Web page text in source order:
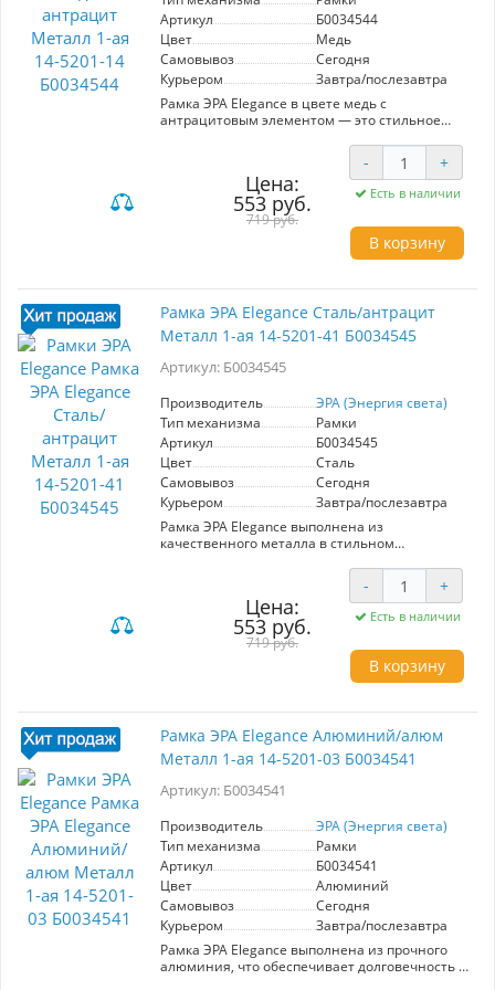
Артикул
Б0034544
Цвет
Медь
Самовывоз
Сегодня
Курьером
Завтра/послезавтра
Рамка ЭРА Elegance в цвете медь с
антрацитовым элементом — это стильное
Изготовленная из качественного металла, она
сочетает в себе прочность и элегантный
дизайн. Модель предназначена для установки
одной электроарматуры, что делает её
идеальной для оформления небольших
помещений или зон. Преимущества рамки
включают простоту установки и
различных типов выключателей и розеток.
Эстетичное сочетание меди и антрацита
добавляет шарма и современности, легко
вписываясь в любой стиль. Продукция ЭРА
долговечностью, что гарантирует надежную
Выберите рамку ЭРА Elegance для создания
гармоничного и функционального
пространства.
Цена:
553 руб.
719 руб.
- +
Есть в наличии
В корзину
Рамка ЭРА Elegance Сталь/антрацит
Металл 1-ая 14-5201-41 Б0034545
Артикул: Б0034545
Производитель
ЭРА (Энергия света)
Тип механизма
Рамки
Артикул
Б0034545
Цвет
Сталь
Самовывоз
Сегодня
Курьером
Завтра/послезавтра
Рамка ЭРА Elegance выполнена из
качественного металла в стильном
Б0034545) предназначена для установки в
стандартные электроустановочные
устройства. Отличается высокой прочностью и
долговечностью, что обеспечивает надежную
эксплуатацию в любых условиях. Элегантный
дизайн гармонично впишется в любой
интерьер, добавляя ему современности и
металл - Цвет: антрацит - Количество модулей:
1 - Производитель: ЭРА (Энергия света)
Преимущества: - Легкость установки
благодаря стандартным размерам. -
- Универсальный дизайн подходит для жилых
это идеальный выбор для тех, кто ценит
качество и стиль в своих интерьере.
Цена:
553 руб.
719 руб.
- +
Есть в наличии
В корзину
Рамка ЭРА Elegance Алюминий/алюм
Металл 1-ая 14-5201-03 Б0034541
Артикул: Б0034541
Производитель
ЭРА (Энергия света)
Тип механизма
Рамки
Артикул
Б0034541
Цвет
Алюминий
Самовывоз
Сегодня
Курьером
Завтра/послезавтра
Рамка ЭРА Elegance выполнена из прочного
алюминия, что обеспечивает долговечность и